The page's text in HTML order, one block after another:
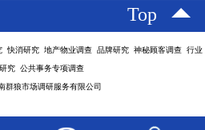
Top
快消研究 地产物业调查 品牌研究 神秘顾客调查 行业
究 公共事务专项调查
群狼市场调研服务有限公司